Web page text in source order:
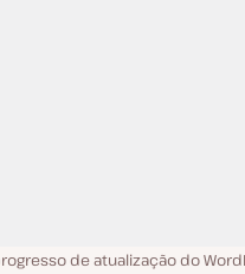
de atualização do